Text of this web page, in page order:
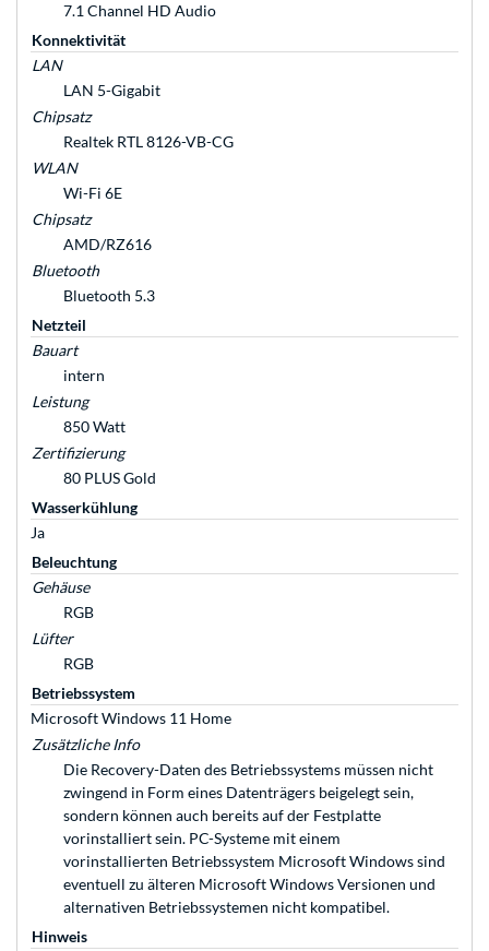
7.1 Channel HD Audio
Konnektivität
LAN
LAN 5-Gigabit
Chipsatz
Realtek RTL 8126-VB-CG
WLAN
Wi-Fi 6E
Chipsatz
AMD/RZ616
Bluetooth
Bluetooth 5.3
Netzteil
Bauart
intern
Leistung
850 Watt
Zertifizierung
80 PLUS Gold
Wasserkühlung
Ja
Beleuchtung
Gehäuse
RGB
Lüfter
RGB
Betriebssystem
Microsoft Windows 11 Home
Zusätzliche Info
Die Recovery-Daten des Betriebssystems müssen nicht
zwingend in Form eines Datenträgers beigelegt sein,
sondern können auch bereits auf der Festplatte
vorinstalliert sein. PC-Systeme mit einem
vorinstallierten Betriebssystem Microsoft Windows sind
eventuell zu älteren Microsoft Windows Versionen und
alternativen Betriebssystemen nicht kompatibel.
Hinweis